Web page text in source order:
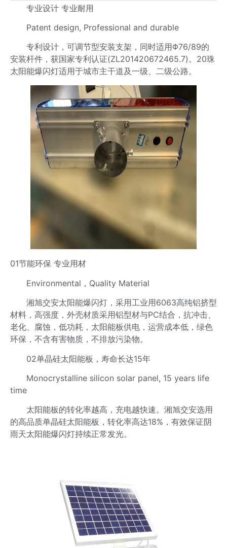
专业设计 专业耐用
Patent design, Professional and durable
专利设计，可调节型安装支架，同时适用Φ76/89的
安装杆件，获国家专利认证(ZL201420672465.7)。20珠
太阳能爆闪灯适用于城市主干道及一级、二级公路。
01节能环保 专业用材
Environmental，Quality Material
湘旭交安太阳能爆闪灯，采用工业用6063高纯铝挤型
材料，高强度，外壳材质采用铝型材与PC结合，抗冲击、
老化、腐蚀，低功耗，太阳能板供电，运营成本低，绿色
环保，不含有害物质，不排放污染物。
02单晶硅太阳能板，寿命长达15年
Monocrystalline silicon solar panel, 15 years life
time
太阳能板的转化率越高，充电越快速。湘旭交安选用
的高品质单晶硅太阳能板，转化率高达18%，有效保证阴
雨天太阳能爆闪灯持续正常发光。